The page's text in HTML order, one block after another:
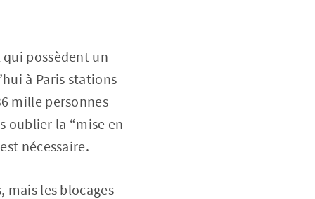
qui possèdent un
à Paris stations
mille personnes
oublier la “mise en
nécessaire.
mais les blocages